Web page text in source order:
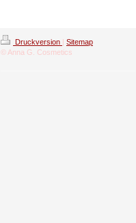
Druckversion | Sitemap
© Anna G. Cosmetics